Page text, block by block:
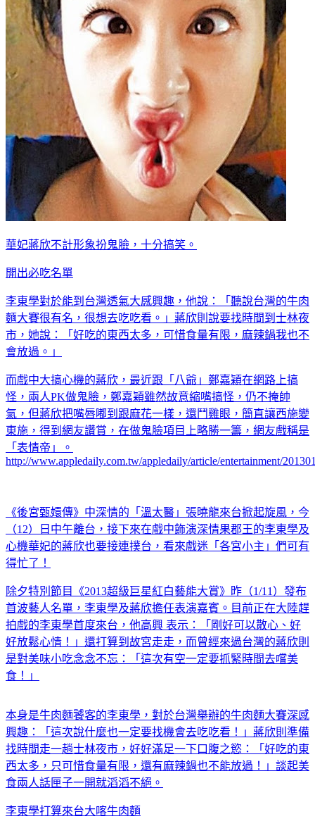
華妃蔣欣不計形象扮鬼臉，十分搞笑。
開出必吃名單
李東學對於能到台灣透氣大感興趣，他說：「聽說台灣的牛肉
麵大賽很有名，很想去吃吃看。」蔣欣則說要找時間到士林夜
市，她說：「好吃的東西太多，可惜食量有限，麻辣鍋我也不
會放過。」
而戲中大搞心機的蔣欣，最近跟「八爺」鄭嘉穎在網路上搞
怪，兩人PK做鬼臉，鄭嘉穎雖然故意縮嘴搞怪，仍不掩帥
氣，但蔣欣把嘴唇嘟到跟麻花一樣，還鬥雞眼，簡直讓西施變
東施，得到網友讚賞，在做鬼臉項目上略勝一籌，網友戲稱是
「表情帝」。
http://www.appledaily.com.tw/appledaily/article/entertainment/
《後宮甄嬛傳》中深情的「溫太醫」張曉龍來台掀起旋風，今
（12）日中午離台，接下來在戲中飾演深情果郡王的李東學及
心機華妃的蔣欣也要接連撲台，看來戲迷「各宮小主」們可有
得忙了！
除夕特別節目《2013超級巨星紅白藝能大賞》昨（1/11）發布
首波藝人名單，李東學及蔣欣擔任表演嘉賓。目前正在大陸趕
拍戲的李東學首度來台，他高興 表示：「剛好可以散心、好
好放鬆心情！」還打算到故宮走走，而曾經來過台灣的蔣欣則
是對美味小吃念念不忘：「這次有空一定要抓緊時間去嚐美
食！」
本身是牛肉麵饕客的李東學，對於台灣舉辦的牛肉麵大賽深感
興趣：「這次說什麼也一定要找機會去吃吃看！」蔣欣則準備
找時間走一趟士林夜市，好好滿足一下口腹之慾：「好吃的東
西太多，只可惜食量有限，還有麻辣鍋也不能放過！」談起美
食兩人話匣子一開就滔滔不絕。
李東學打算來台大喀牛肉麵